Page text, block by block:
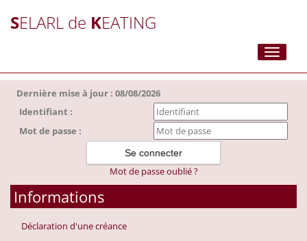
SELARL de KEATING
Toggle
Dernière mise à jour : 08/08/2026
Identifiant :
Mot de passe :
Mot de passe oublié ?
Informations
Déclaration d'une créance